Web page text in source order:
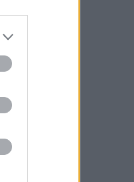
αποχαρακτηρισμένα αρχεία
σφαίρες και ανεξήγητα
Στο 3,4% υποχώρησε ο
τον Ιούλιο – Μικρή
26 - 20:42